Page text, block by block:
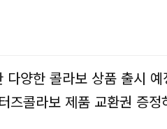
다양한 콜라보 상품 출시 예
즈콜라보 제품 교환권 증정